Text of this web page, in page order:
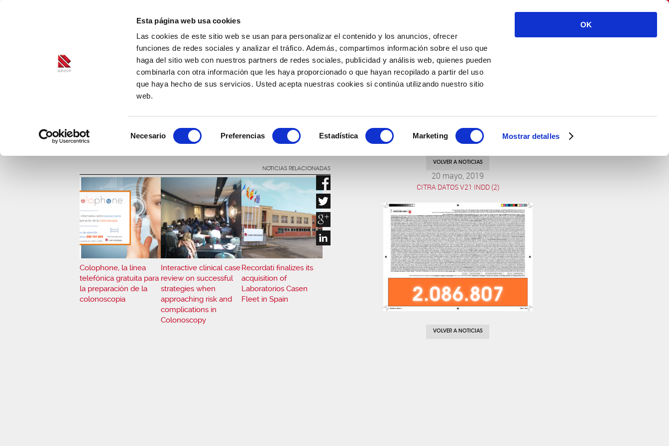
Esta página web usa cookies
Las cookies de este sitio web se usan para personalizar el contenido y los anuncios, ofrecer
funciones de redes sociales y analizar el tráfico. Además, compartimos información sobre el uso que
haga del sitio web con nuestros partners de redes sociales, publicidad y análisis web, quienes pueden
combinarla con otra información que les haya proporcionado o que hayan recopilado a partir del uso
que haya hecho de sus servicios. Usted acepta nuestras cookies si continúa utilizando nuestro sitio
web.
de
Necesario Preferencias Estadística Marketing Mostrar detalles
OK
COMPAÑÍA PRODUCTOS FARMACOVIGILANCIA
INVESTIGACIÓN PARA EL BIENESTAR
NOTICIAS RELACIONADAS
Colophone, la línea
telefónica gratuita para
la preparación de la
colonoscopia
Interactive clinical case
review on successful
strategies when
approaching risk and
complications in
Colonoscopy
Recordati finalizes its
acquisition of
Laboratorios Casen
Fleet in Spain
VOLVER A NOTICIAS
20 mayo, 2019
CITRA DATOS V21 INDD (2)
VOLVER A NOTICIAS